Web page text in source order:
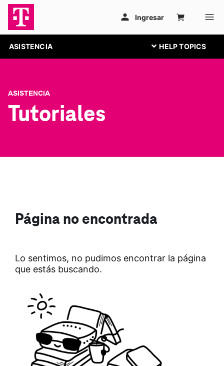
ASISTENCIA
ASISTENCIA
Tutoriales